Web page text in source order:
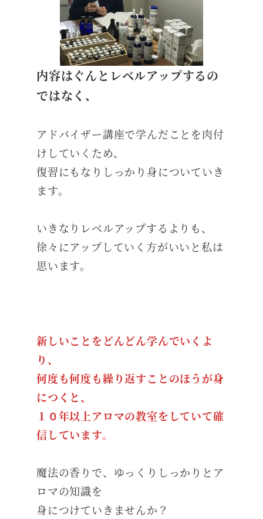
内容はぐんとレベルアップするの
ではなく、
アドバイザー講座で学んだことを肉付
けしていくため、
復習にもなりしっかり身についていき
ます。
いきなりレベルアップするよりも、
徐々にアップしていく方がいいと私は
思います。
新しいことをどんどん学んでいくよ
り、
何度も何度も繰り返すことのほうが身
につくと、
１０年以上アロマの教室をしていて確
信しています。
魔法の香りで、ゆっくりしっかりとア
ロマの知識を
身につけていきませんか？